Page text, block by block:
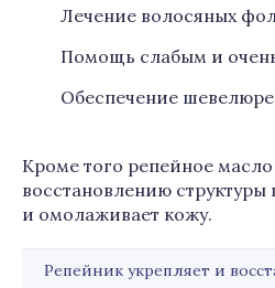
Лечение волосяных
Помощь слабым и
Обеспечение
Кроме того репейное масло
восстановлению
и омолаживает кожу.
Репейник укрепляет и